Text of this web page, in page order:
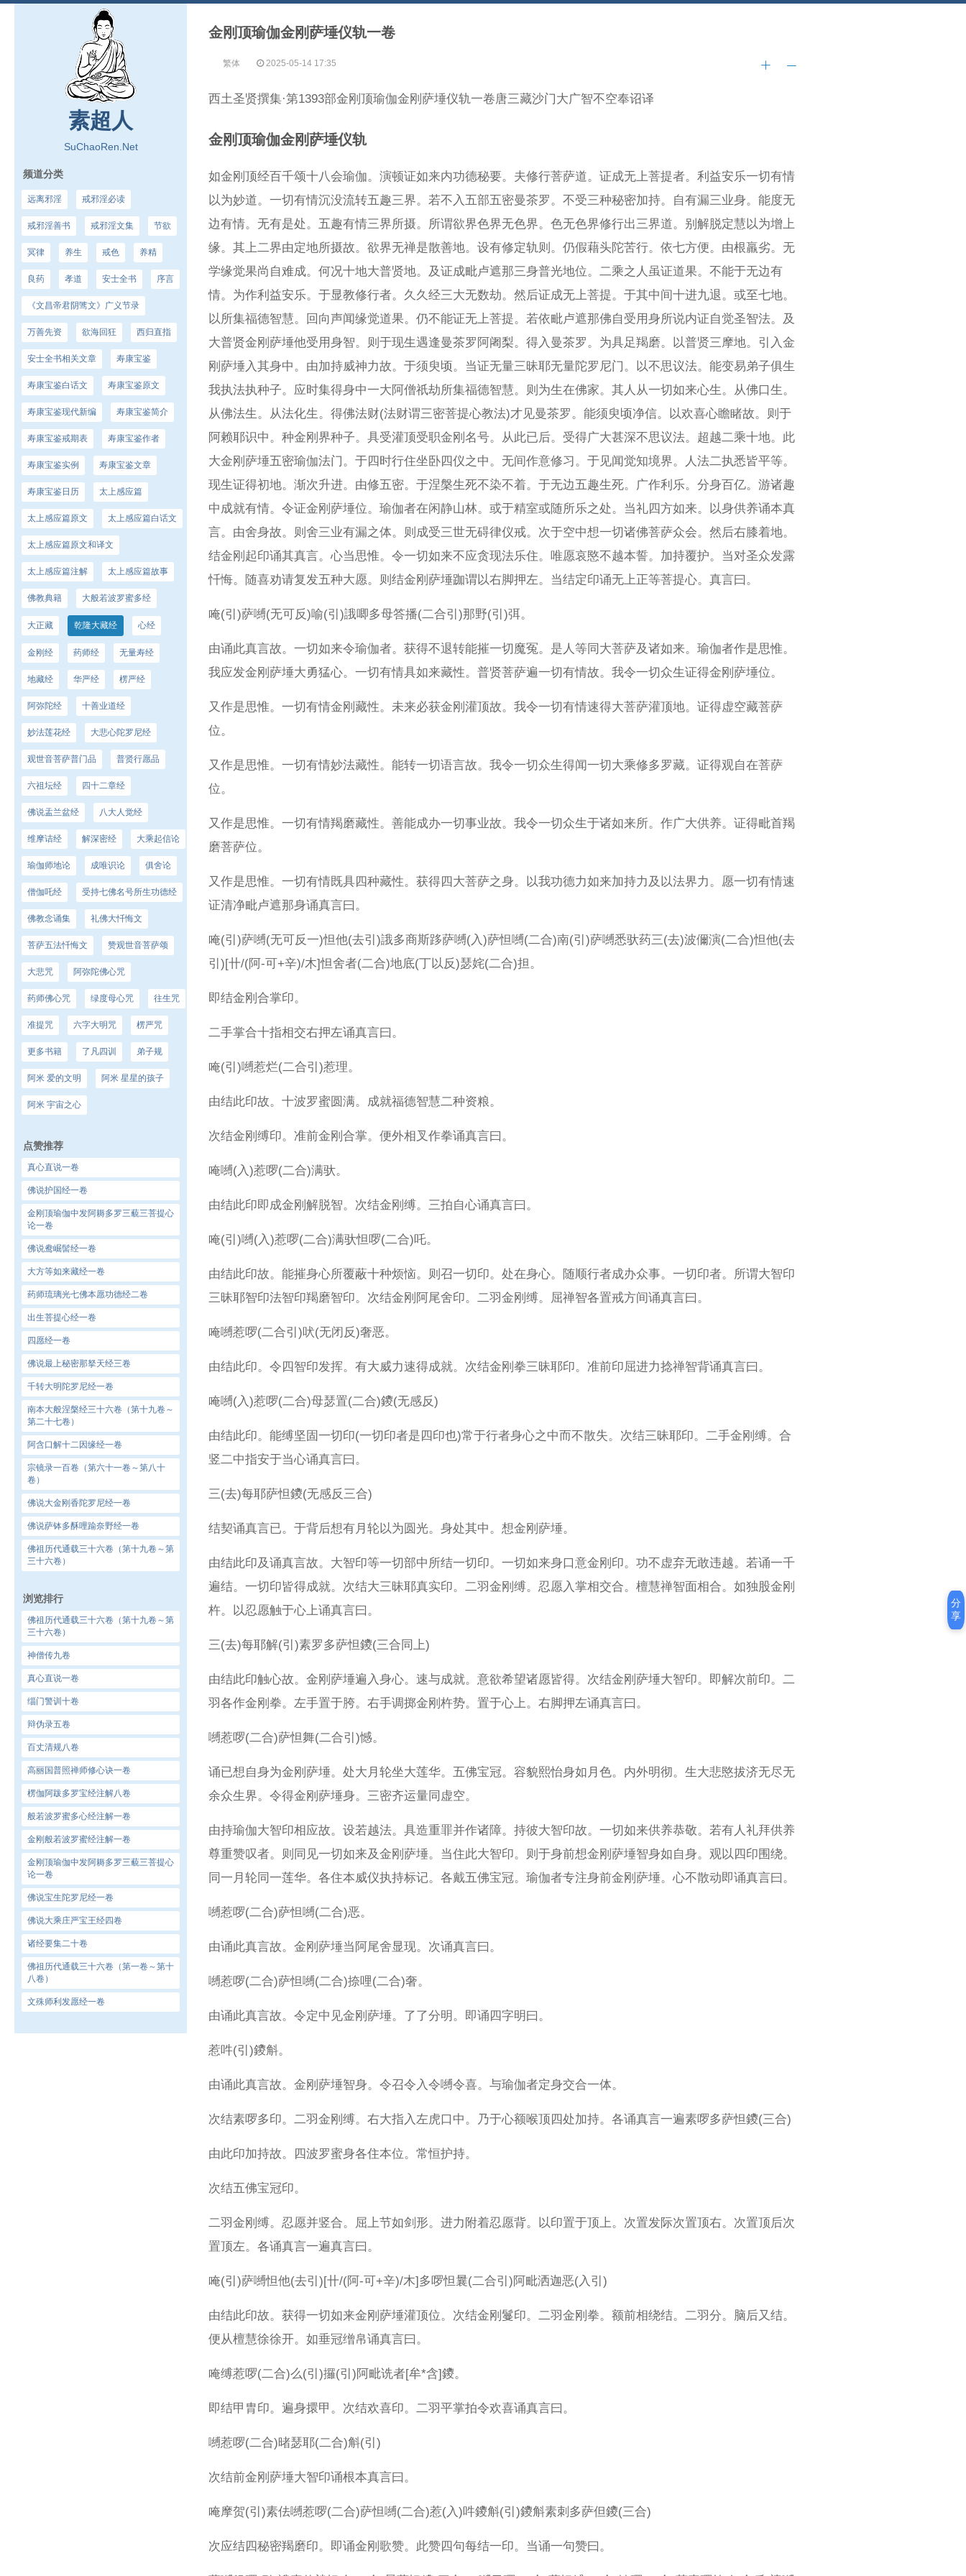
素超人
SuChaoRen.Net
频道分类
远离邪淫 戒邪淫必读
戒邪淫善书 戒邪淫文集 节欲
冥律 养生 戒色 养精
良药 孝道 安士全书 序言
《文昌帝君阴骘文》广义节录
万善先资 欲海回狂 西归直指
安士全书相关文章 寿康宝鉴
寿康宝鉴白话文 寿康宝鉴原文
寿康宝鉴现代新编 寿康宝鉴简介
寿康宝鉴戒期表 寿康宝鉴作者
寿康宝鉴实例 寿康宝鉴文章
寿康宝鉴日历 太上感应篇
太上感应篇原文 太上感应篇白话文
太上感应篇原文和译文
太上感应篇注解 太上感应篇故事
佛教典籍 大般若波罗蜜多经
大正藏 乾隆大藏经 心经
金刚经 药师经 无量寿经
地藏经 华严经 楞严经
阿弥陀经 十善业道经
妙法莲花经 大悲心陀罗尼经
观世音菩萨普门品 普贤行愿品
六祖坛经 四十二章经
佛说盂兰盆经 八大人觉经
维摩诘经 解深密经 大乘起信论
瑜伽师地论 成唯识论 俱舍论
僧伽吒经 受持七佛名号所生功德经
佛教念诵集 礼佛大忏悔文
菩萨五法忏悔文 赞观世音菩萨颂
大悲咒 阿弥陀佛心咒
药师佛心咒 绿度母心咒 往生咒
准提咒 六字大明咒 楞严咒
更多书籍 了凡四训 弟子规
阿米 爱的文明 阿米 星星的孩子
阿米 宇宙之心
点赞推荐
真心直说一卷
佛说护国经一卷
金刚顶瑜伽中发阿耨多罗三藐三菩提心
论一卷
佛说鸯崛髻经一卷
大方等如来藏经一卷
药师琉璃光七佛本愿功德经二卷
出生菩提心经一卷
四愿经一卷
佛说最上秘密那拏天经三卷
千转大明陀罗尼经一卷
南本大般涅槃经三十六卷（第十九卷～
第二十七卷）
阿含口解十二因缘经一卷
宗镜录一百卷（第六十一卷～第八十
卷）
佛说大金刚香陀罗尼经一卷
佛说萨钵多酥哩踰奈野经一卷
佛祖历代通载三十六卷（第十九卷～第
三十六卷）
浏览排行
佛祖历代通载三十六卷（第十九卷～第
三十六卷）
神僧传九卷
真心直说一卷
缁门警训十卷
辩伪录五卷
百丈清规八卷
高丽国普照禅师修心诀一卷
楞伽阿跋多罗宝经注解八卷
般若波罗蜜多心经注解一卷
金刚般若波罗蜜经注解一卷
金刚顶瑜伽中发阿耨多罗三藐三菩提心
论一卷
佛说宝生陀罗尼经一卷
佛说大乘庄严宝王经四卷
诸经要集二十卷
佛祖历代通载三十六卷（第一卷～第十
八卷）
文殊师利发愿经一卷
金刚顶瑜伽金刚萨埵仪轨一卷
繁体 2025-05-14 17:35
西土圣贤撰集·第1393部金刚顶瑜伽金刚萨埵仪轨一卷唐三藏沙门大广智不空奉诏译
金刚顶瑜伽金刚萨埵仪轨
如金刚顶经百千颂十八会瑜伽。演顿证如来内功德秘要。夫修行菩萨道。证成无上菩提者。利益安乐一切有情
以为妙道。一切有情沉没流转五趣三界。若不入五部五密曼茶罗。不受三种秘密加持。自有漏三业身。能度无
边有情。无有是处。五趣有情三界所摄。所谓欲界色界无色界。色无色界修行出三界道。别解脱定慧以为增上
缘。其上二界由定地所摄故。欲界无禅是散善地。设有修定轨则。仍假藉头陀苦行。依七方便。由根羸劣。无
学缘觉果尚自难成。何况十地大普贤地。及证成毗卢遮那三身普光地位。二乘之人虽证道果。不能于无边有
情。为作利益安乐。于显教修行者。久久经三大无数劫。然后证成无上菩提。于其中间十进九退。或至七地。
以所集福德智慧。回向声闻缘觉道果。仍不能证无上菩提。若依毗卢遮那佛自受用身所说内证自觉圣智法。及
大普贤金刚萨埵他受用身智。则于现生遇逢曼茶罗阿阇梨。得入曼茶罗。为具足羯磨。以普贤三摩地。引入金
刚萨埵入其身中。由加持威神力故。于须臾顷。当证无量三昧耶无量陀罗尼门。以不思议法。能变易弟子俱生
我执法执种子。应时集得身中一大阿僧祇劫所集福德智慧。则为生在佛家。其人从一切如来心生。从佛口生。
从佛法生。从法化生。得佛法财(法财谓三密菩提心教法)才见曼茶罗。能须臾顷净信。以欢喜心瞻睹故。则于
阿赖耶识中。种金刚界种子。具受灌顶受职金刚名号。从此已后。受得广大甚深不思议法。超越二乘十地。此
大金刚萨埵五密瑜伽法门。于四时行住坐卧四仪之中。无间作意修习。于见闻觉知境界。人法二执悉皆平等。
现生证得初地。渐次升进。由修五密。于涅槃生死不染不着。于无边五趣生死。广作利乐。分身百亿。游诸趣
中成就有情。令证金刚萨埵位。瑜伽者在闲静山林。或于精室或随所乐之处。当礼四方如来。以身供养诵本真
言。由舍身故。则舍三业有漏之体。则成受三世无碍律仪戒。次于空中想一切诸佛菩萨众会。然后右膝着地。
结金刚起印诵其真言。心当思惟。令一切如来不应贪现法乐住。唯愿哀愍不越本誓。加持覆护。当对圣众发露
忏悔。随喜劝请复发五种大愿。则结金刚萨埵跏谓以右脚押左。当结定印诵无上正等菩提心。真言曰。
唵(引)萨嚩(无可反)喻(引)誐唧多母答播(二合引)那野(引)弭。
由诵此真言故。一切如来令瑜伽者。获得不退转能摧一切魔冤。是人等同大菩萨及诸如来。瑜伽者作是思惟。
我应发金刚萨埵大勇猛心。一切有情具如来藏性。普贤菩萨遍一切有情故。我令一切众生证得金刚萨埵位。
又作是思惟。一切有情金刚藏性。未来必获金刚灌顶故。我令一切有情速得大菩萨灌顶地。证得虚空藏菩萨
位。
又作是思惟。一切有情妙法藏性。能转一切语言故。我令一切众生得闻一切大乘修多罗藏。证得观自在菩萨
位。
又作是思惟。一切有情羯磨藏性。善能成办一切事业故。我令一切众生于诸如来所。作广大供养。证得毗首羯
磨菩萨位。
又作是思惟。一切有情既具四种藏性。获得四大菩萨之身。以我功德力如来加持力及以法界力。愿一切有情速
证清净毗卢遮那身诵真言曰。
唵(引)萨嚩(无可反一)怛他(去引)誐多商斯跢萨嚩(入)萨怛嚩(二合)南(引)萨嚩悉驮药三(去)波儞演(二合)怛他(去
引)[卄/(阿-可+辛)/木]怛舍者(二合)地底(丁以反)瑟姹(二合)担。
即结金刚合掌印。
二手掌合十指相交右押左诵真言曰。
唵(引)嚩惹烂(二合引)惹理。
由结此印故。十波罗蜜圆满。成就福德智慧二种资粮。
次结金刚缚印。准前金刚合掌。便外相叉作拳诵真言曰。
唵嚩(入)惹啰(二合)满驮。
由结此印即成金刚解脱智。次结金刚缚。三拍自心诵真言曰。
唵(引)嚩(入)惹啰(二合)满驮怛啰(二合)吒。
由结此印故。能摧身心所覆蔽十种烦恼。则召一切印。处在身心。随顺行者成办众事。一切印者。所谓大智印
三昧耶智印法智印羯磨智印。次结金刚阿尾舍印。二羽金刚缚。屈禅智各置戒方间诵真言曰。
唵嚩惹啰(二合引)吠(无闭反)奢恶。
由结此印。令四智印发挥。有大威力速得成就。次结金刚拳三昧耶印。准前印屈进力捻禅智背诵真言曰。
唵嚩(入)惹啰(二合)母瑟置(二合)鑁(无感反)
由结此印。能缚坚固一切印(一切印者是四印也)常于行者身心之中而不散失。次结三昧耶印。二手金刚缚。合
竖二中指安于当心诵真言曰。
三(去)每耶萨怛鑁(无感反三合)
结契诵真言已。于背后想有月轮以为圆光。身处其中。想金刚萨埵。
由结此印及诵真言故。大智印等一切部中所结一切印。一切如来身口意金刚印。功不虚弃无敢违越。若诵一千
遍结。一切印皆得成就。次结大三昧耶真实印。二羽金刚缚。忍愿入掌相交合。檀慧禅智面相合。如独股金刚
杵。以忍愿触于心上诵真言曰。
三(去)每耶解(引)素罗多萨怛鑁(三合同上)
由结此印触心故。金刚萨埵遍入身心。速与成就。意欲希望诸愿皆得。次结金刚萨埵大智印。即解次前印。二
羽各作金刚拳。左手置于胯。右手调掷金刚杵势。置于心上。右脚押左诵真言曰。
嚩惹啰(二合)萨怛舞(二合引)憾。
诵已想自身为金刚萨埵。处大月轮坐大莲华。五佛宝冠。容貌熙怡身如月色。内外明彻。生大悲愍拔济无尽无
余众生界。令得金刚萨埵身。三密齐运量同虚空。
由持瑜伽大智印相应故。设若越法。具造重罪并作诸障。持彼大智印故。一切如来供养恭敬。若有人礼拜供养
尊重赞叹者。则同见一切如来及金刚萨埵。当住此大智印。则于身前想金刚萨埵智身如自身。观以四印围绕。
同一月轮同一莲华。各住本威仪执持标记。各戴五佛宝冠。瑜伽者专注身前金刚萨埵。心不散动即诵真言曰。
嚩惹啰(二合)萨怛嚩(二合)恶。
由诵此真言故。金刚萨埵当阿尾舍显现。次诵真言曰。
嚩惹啰(二合)萨怛嚩(二合)捺哩(二合)奢。
由诵此真言故。令定中见金刚萨埵。了了分明。即诵四字明曰。
惹吽(引)鑁斛。
由诵此真言故。金刚萨埵智身。令召令入令嚩令喜。与瑜伽者定身交合一体。
次结素啰多印。二羽金刚缚。右大指入左虎口中。乃于心额喉顶四处加持。各诵真言一遍素啰多萨怛鑁(三合)
由此印加持故。四波罗蜜身各住本位。常恒护持。
次结五佛宝冠印。
二羽金刚缚。忍愿并竖合。屈上节如剑形。进力附着忍愿背。以印置于顶上。次置发际次置顶右。次置顶后次
置顶左。各诵真言一遍真言曰。
唵(引)萨嚩怛他(去引)[卄/(阿-可+辛)/木]多啰怛曩(二合引)阿毗洒迦恶(入引)
由结此印故。获得一切如来金刚萨埵灌顶位。次结金刚鬘印。二羽金刚拳。额前相绕结。二羽分。脑后又结。
便从檀慧徐徐开。如垂冠缯帛诵真言曰。
唵缚惹啰(二合)么(引)攞(引)阿毗诜者[牟*含]鑁。
即结甲胄印。遍身擐甲。次结欢喜印。二羽平掌拍令欢喜诵真言曰。
嚩惹啰(二合)暏瑟耶(二合)斛(引)
次结前金刚萨埵大智印诵根本真言曰。
唵摩贺(引)素佉嚩惹啰(二合)萨怛嚩(二合)惹(入)吽鑁斛(引)鑁斛素刺多萨但鑁(三合)
次应结四秘密羯磨印。即诵金刚歌赞。此赞四句每结一印。当诵一句赞曰。
分
享